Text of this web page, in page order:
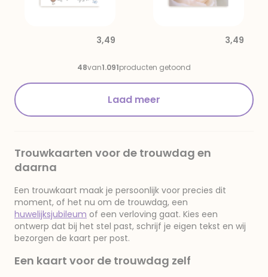
3,49 3,49
48van1.091producten getoond
Laad meer
Trouwkaarten voor de trouwdag en
daarna
Een trouwkaart maak je persoonlijk voor precies dit
moment, of het nu om de trouwdag, een
huwelijksjubileum of een verloving gaat. Kies een
ontwerp dat bij het stel past, schrijf je eigen tekst en wij
bezorgen de kaart per post.
Een kaart voor de trouwdag zelf